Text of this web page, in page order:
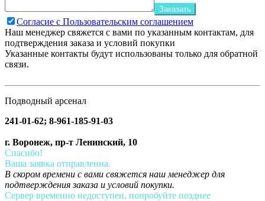
Заказать
Согласие с Пользовательским соглашением
Наш менеджер свяжется с вами по указанным контактам, для
подтверждения заказа и условий покупки
Указанные контакты будут использованы только для обратной
связи.
Подводный арсенал
241-01-62; 8-961-185-91-03
г. Воронеж, пр-т Ленинский, 10
Спасибо!
Ваша заявка отправленна.
В скором времени с вами свяжется наш менеджер для
подтверждения заказа и условий покупки.
Сервер временно недоступен, попробуйте позднее